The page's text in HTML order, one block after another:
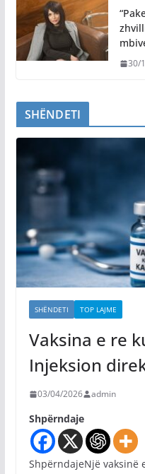
30/
SHËNDETI
SHËNDETI TOP LAJME
Vaksina e re
Injeksion
03/04/2026 admin
Shpërndaje
ShpërndajeNjë vaksinë